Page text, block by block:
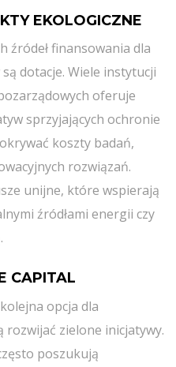
EKOLOGICZNE
źródeł finansowania dla
dotacje. Wiele instytucji
oferuje
sprzyjających ochronie
koszty badań,
rozwiązań.
unijne, które wspierają
źródłami energii czy
CAPITAL
opcja dla
zielone inicjatywy.
poszukują